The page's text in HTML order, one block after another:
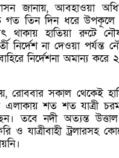
জানায়, আবহাওয়া
গত তিন দিন ধরে উপকূলে
থাকায় হাতিয়া রুটে
নির্দেশ না দেওয়া পর্যন্ত
নির্দেশনা অমান্য করে
রোববার সকাল থেকেই
এলাকায় শত শত যাত্রী
তবে নদী অত্যন্ত উত্তাল
ও যাত্রীবাহী ট্রলারসহ